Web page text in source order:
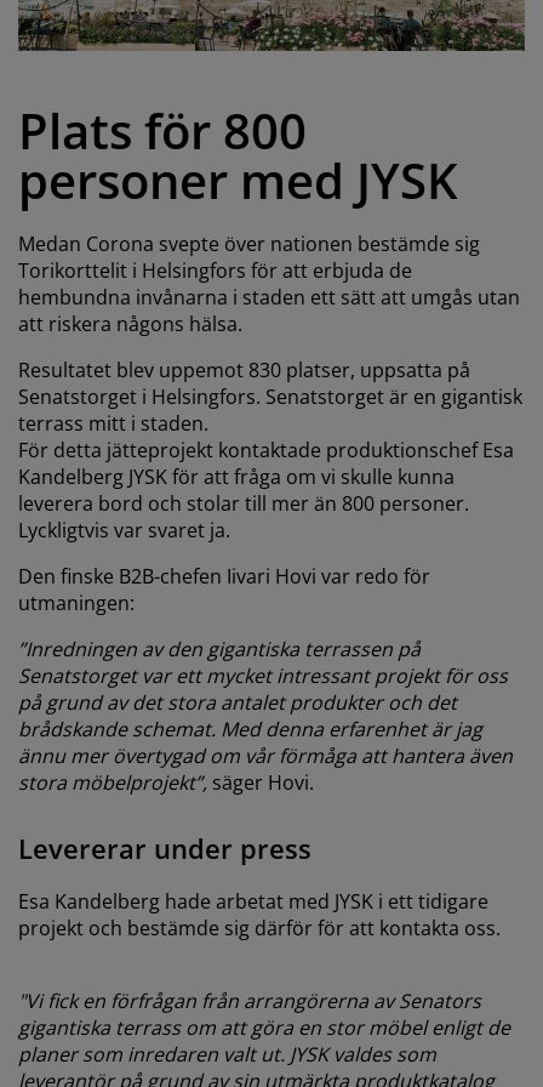
med förvaring
och tillbehör
och sytråd
och stryk
Plats för 800
personer med JYSK
Medan Corona svepte över nationen bestämde sig
Torikorttelit i Helsingfors för att erbjuda de
hembundna invånarna i staden ett sätt att umgås utan
att riskera någons hälsa.
Resultatet blev uppemot 830 platser, uppsatta på
Senatstorget i Helsingfors. Senatstorget är en gigantisk
terrass mitt i staden.
För detta jätteprojekt kontaktade produktionschef Esa
Kandelberg JYSK för att fråga om vi skulle kunna
leverera bord och stolar till mer än 800 personer.
Lyckligtvis var svaret ja.
Den finske B2B-chefen Iivari Hovi var redo för
utmaningen:
”Inredningen av den gigantiska terrassen på
Senatstorget var ett mycket intressant projekt för oss
på grund av det stora antalet produkter och det
brådskande schemat. Med denna erfarenhet är jag
ännu mer övertygad om vår förmåga att hantera även
stora möbelprojekt”, säger Hovi.
Levererar under press
Esa Kandelberg hade arbetat med JYSK i ett tidigare
projekt och bestämde sig därför för att kontakta oss.
"Vi fick en förfrågan från arrangörerna av Senators
gigantiska terrass om att göra en stor möbel enligt de
planer som inredaren valt ut. JYSK valdes som
leverantör på grund av sin utmärkta produktkatalog